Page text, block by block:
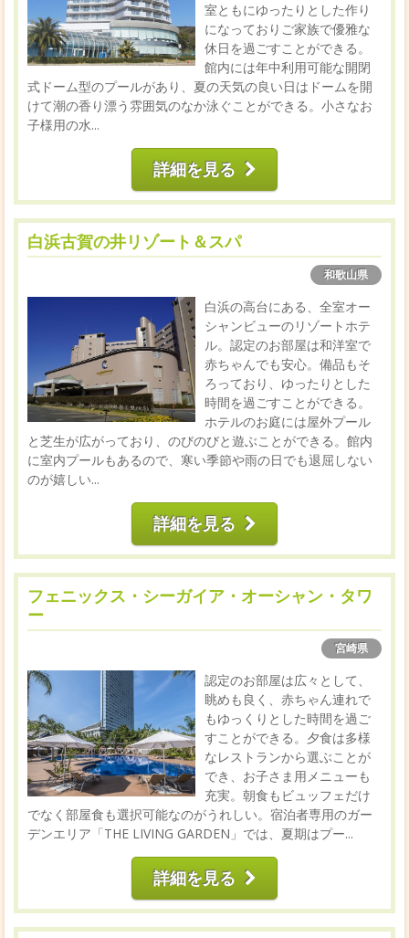
室ともにゆったりとした作り
になっておりご家族で優雅な
休日を過ごすことができる。
館内には年中利用可能な開閉
式ドーム型のプールがあり、夏の天気の良い日はドームを開
けて潮の香り漂う雰囲気のなか泳ぐことができる。小さなお
子様用の水...
詳細を見る
白浜古賀の井リゾート＆スパ
和歌山県
白浜の高台にある、全室オー
シャンビューのリゾートホテ
ル。認定のお部屋は和洋室で
赤ちゃんでも安心。備品もそ
ろっており、ゆったりとした
時間を過ごすことができる。
ホテルのお庭には屋外プール
と芝生が広がっており、のびのびと遊ぶことができる。館内
に室内プールもあるので、寒い季節や雨の日でも退屈しない
のが嬉しい...
詳細を見る
フェニックス・シーガイア・オーシャン・タワ
ー
宮崎県
認定のお部屋は広々として、
眺めも良く、赤ちゃん連れで
もゆっくりとした時間を過ご
すことができる。夕食は多様
なレストランから選ぶことが
でき、お子さま用メニューも
充実。朝食もビュッフェだけ
でなく部屋食も選択可能なのがうれしい。宿泊者専用のガー
デンエリア「THE LIVING GARDEN」では、夏期はプー...
詳細を見る